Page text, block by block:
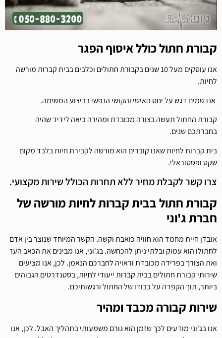
קבורת חתול כולל איסוף הפגר
אנו עוסקים מעל 10 שנים בקבורת חתולים וכלבים בבית קברות מורשה
לחיות.
אנו שמים דגש על יחס האישי והקושי הנפשי בביצוע המשימה.
קבורת החתול תעשה בצורה מכובדת ומהירה כיאה לידיד שהיה
בחברתכם שנים.
בית קברות לחיות שאנו קוברים הוא מורשה לקבירת חיות בלבד מקום
שקט ופסטוראלי.
צרו קשר לקבלת מחיר ללא תחרות הכולל שירות מקצועי.
קבורת חתול בבית קברות לחיות מורשה של
חברת ג'וני
אובדן חיית מחמד הוא חוויה כואבת וקשה. הקשר המיוחד שנוצר בין אדם
לחתולו הוא עמוק ובלתי ניתן להכחשה. בג'וני, אנו מבינים את הכאב העז
ואת הצורך בפרידה מכובדת וראויה לחברכם הנאמן. לכן, אנו מציעים
שירותי קבורת חתולים בבית קברות ייעודי לחיות, בסטנדרטים הגבוהים
ביותר, תוך הקפדה על כבודו של החתול ורגשותיכם.
שירות קבורה מכבד ומהיר
אנו בג'וני מודעים לכך שזמן הוא גורם משמעותי בתהליך האבל. לכן, אנו